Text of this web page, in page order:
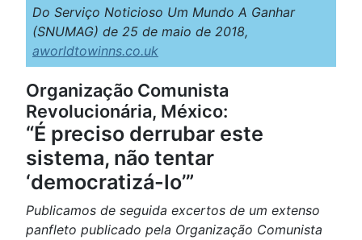
Do Serviço Noticioso Um Mundo A Ganhar
(SNUMAG) de 25 de maio de 2018,
aworldtowinns.co.uk
Organização Comunista
Revolucionária, México:
“É preciso derrubar este
sistema, não tentar
‘democratizá-lo’”
Publicamos de seguida excertos de um extenso
panfleto publicado pela Organização Comunista